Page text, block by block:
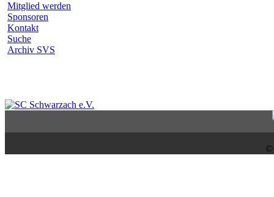
Mitglied werden
Sponsoren
Kontakt
Suche
Archiv SVS
©